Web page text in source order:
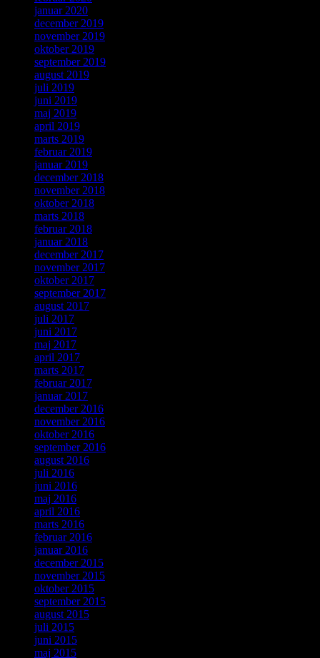
januar 2020
december 2019
november 2019
oktober 2019
september 2019
august 2019
juli 2019
juni 2019
maj 2019
april 2019
marts 2019
februar 2019
januar 2019
december 2018
november 2018
oktober 2018
marts 2018
februar 2018
januar 2018
december 2017
november 2017
oktober 2017
september 2017
august 2017
juli 2017
juni 2017
maj 2017
april 2017
marts 2017
februar 2017
januar 2017
december 2016
november 2016
oktober 2016
september 2016
august 2016
juli 2016
juni 2016
maj 2016
april 2016
marts 2016
februar 2016
januar 2016
december 2015
november 2015
oktober 2015
september 2015
august 2015
juli 2015
juni 2015
maj 2015